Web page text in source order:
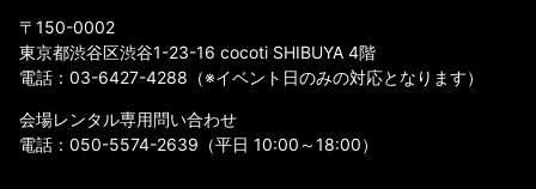
〒150-0002
東京都渋谷区渋谷1-23-16 cocoti SHIBUYA 4階
電話： 03-6427-4288 （※イベント日のみの対応となります）
会場レンタル専用問い合わせ
電話： 050-5574-2639 （平日 10:00～18:00）